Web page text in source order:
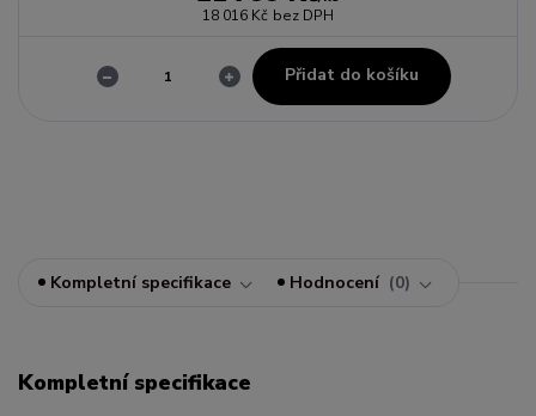
18 016 Kč bez DPH
Přidat do košíku
Kompletní specifikace Hodnocení 0
Kompletní specifikace